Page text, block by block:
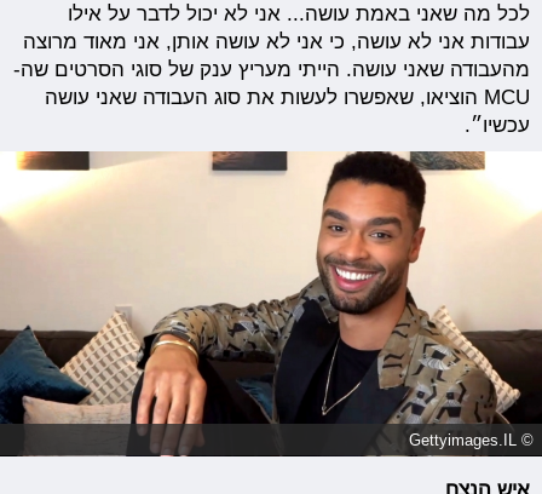
לכל מה שאני באמת עושה... אני לא יכול לדבר על אילו
עבודות אני לא עושה, כי אני לא עושה אותן, אני מאוד מרוצה
מהעבודה שאני עושה. הייתי מעריץ ענק של סוגי הסרטים שה-
MCU הוציאו, שאפשרו לעשות את סוג העבודה שאני עושה
עכשיו״.
© Gettyimages.IL